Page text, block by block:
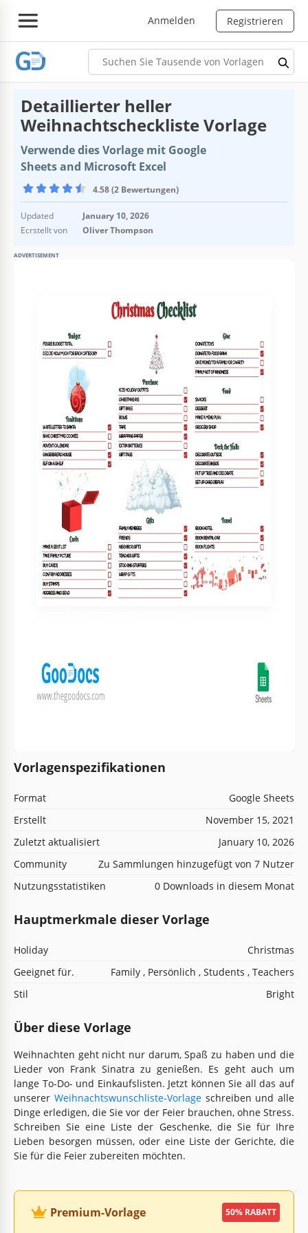
Anmelden Registrieren
Detaillierter heller
Weihnachtscheckliste Vorlage
Verwende dies Vorlage mit Google
Sheets and Microsoft Excel
4.58 (2 Bewertungen)
Updated
January 10, 2026
Ecrstellt von
Oliver Thompson
ADVERTISEMENT
Vorlagenspezifikationen
Format
Google Sheets
Erstellt
November 15, 2021
Zuletzt aktualisiert
January 10, 2026
Community
Zu Sammlungen hinzugefügt von 7 Nutzer
Nutzungsstatistiken
0 Downloads in diesem Monat
Hauptmerkmale dieser Vorlage
Holiday
Christmas
Geeignet für.
Family , Persönlich , Students , Teachers
Stil
Bright
Über diese Vorlage
Weihnachten geht nicht nur darum, Spaß zu haben und die
Lieder von Frank Sinatra zu genießen. Es geht auch um
lange To-Do- und Einkaufslisten. Jetzt können Sie all das auf
unserer Weihnachtswunschliste-Vorlageschreiben und alle
Dinge erledigen, die Sie vor der Feier brauchen, ohne Stress.
Schreiben Sie eine Liste der Geschenke, die Sie für Ihre
Lieben besorgen müssen, oder eine Liste der Gerichte, die
Sie für die Feier zubereiten möchten.
Premium-Vorlage 50% RABATT